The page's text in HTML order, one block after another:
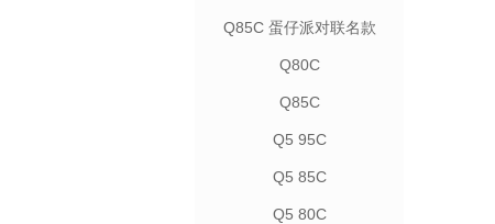
Q85C 蛋仔派对联名款
Q80C
Q85C
Q5 95C
Q5 85C
Q5 80C